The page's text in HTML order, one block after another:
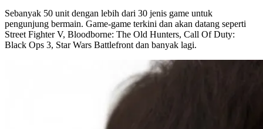
Sebanyak 50 unit dengan lebih dari 30 jenis game untuk
pengunjung bermain. Game-game terkini dan akan datang seperti
Street Fighter V, Bloodborne: The Old Hunters, Call Of Duty:
Black Ops 3, Star Wars Battlefront dan banyak lagi.